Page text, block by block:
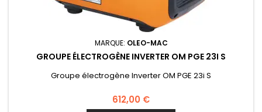
MARQUE: OLEO-MAC
GROUPE ÉLECTROGÈNE INVERTER OM PGE 23I S
Groupe électrogène Inverter OM PGE 23i S
612,00 €